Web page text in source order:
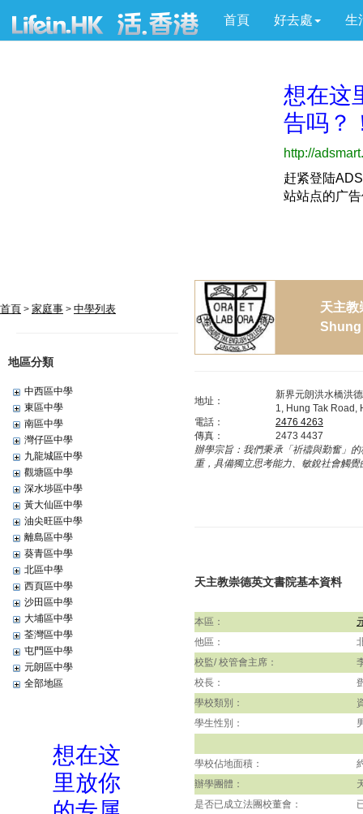
首頁 好去處 生
首頁 > 家庭事 > 中學列表
地區分類
中西區中學
東區中學
南區中學
灣仔區中學
九龍城區中學
觀塘區中學
深水埗區中學
黃大仙區中學
油尖旺區中學
離島區中學
葵青區中學
北區中學
西頁區中學
沙田區中學
大埔區中學
荃灣區中學
屯門區中學
元朗區中學
全部地區
天主教
地址：
新界元朗洪水橋洪
1, Hung Tak Road,
電話：
2476 4263
傳真：
2473 4437
辦學宗旨： 我們秉承「祈禱與勤奮」
重，具備獨立思考能力、敏銳社會觸
天主教崇德英文書院基本資料
本區：
他區：
校監/ 校管會主席：
校長：
學校類別：
學生性別：
學校佔地面積：
辦學團體：
是否已成立法團校董會：